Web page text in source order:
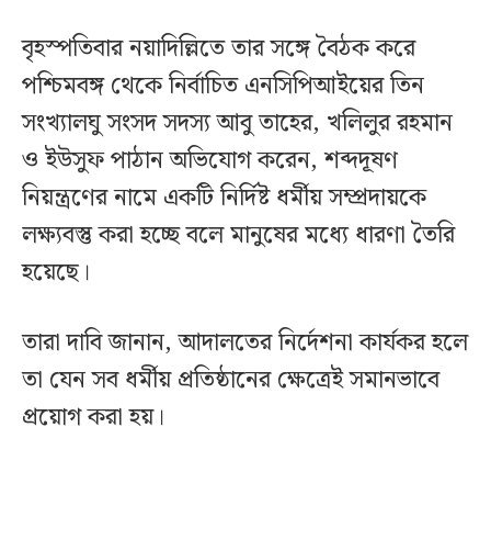
বৃহস্পতিবার নয়াদিল্লিতে তার সঙ্গে বৈঠক করে
পশ্চিমবঙ্গ থেকে নির্বাচিত এনসিপিআইয়ের তিন
সংখ্যালঘু সংসদ সদস্য আবু তাহের, খলিলুর রহমান
ও ইউসুফ পাঠান অভিযোগ করেন, শব্দদূষণ
নিয়ন্ত্রণের নামে একটি নির্দিষ্ট ধর্মীয় সম্প্রদায়কে
লক্ষ্যবস্তু করা হচ্ছে বলে মানুষের মধ্যে ধারণা তৈরি
হয়েছে।
তারা দাবি জানান, আদালতের নির্দেশনা কার্যকর হলে
তা যেন সব ধর্মীয় প্রতিষ্ঠানের ক্ষেত্রেই সমানভাবে
প্রয়োগ করা হয়।